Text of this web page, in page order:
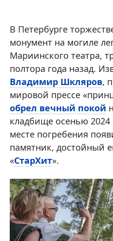
В Петербурге
монумент на могиле
Мариинского театра,
полтора года назад.
Владимир Шкляров,
мировой прессе
обрел вечный покой
кладбище осенью 2024
месте погребения
памятник, достойный
«СтарХит».